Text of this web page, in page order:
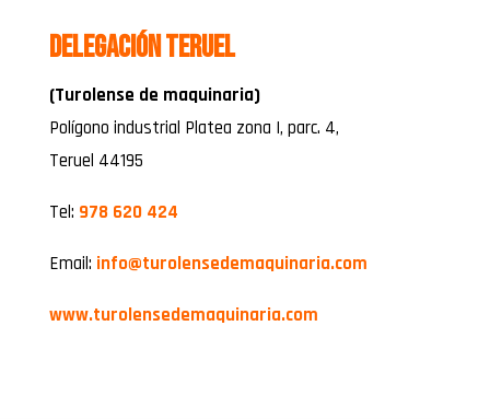
Delegación Teruel
(Turolense de maquinaria)
Polígono industrial Platea zona I, parc. 4,
Teruel 44195
Tel: 978 620 424
Email: info@turolensedemaquinaria.com
www.turolensedemaquinaria.com